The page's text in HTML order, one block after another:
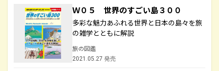
Ｗ０５ 世界のすごい島３００
多彩な魅力あふれる世界と日本の島々を旅
の雑学とともに解説
旅の図鑑
2021.05.27 発売